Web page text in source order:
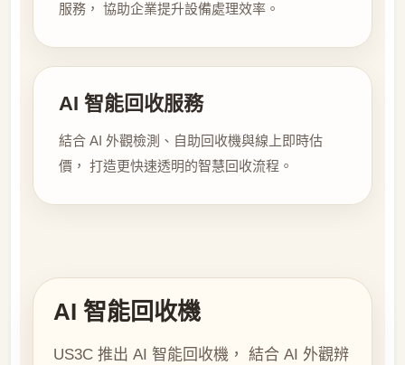
服務， 協助企業提升設備處理效率。
AI 智能回收服務
結合 AI 外觀檢測、自助回收機與線上即時估
價， 打造更快速透明的智慧回收流程。
AI 智能回收機
US3C 推出 AI 智能回收機， 結合 AI 外觀辨